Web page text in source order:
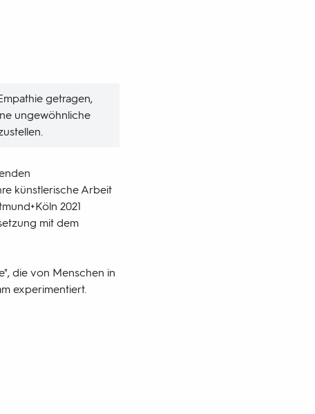
getragen,
ungewöhnliche
künstlerische Arbeit
2021
mit dem
die von Menschen in
experimentiert.